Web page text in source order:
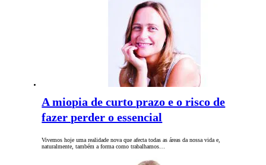
A miopia de curto prazo e o risco de
fazer perder o essencial
Vivemos hoje uma realidade nova que afecta todas as áreas da nossa vida e,
naturalmente, também a forma como trabalhamos…